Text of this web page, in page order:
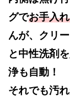
グでお手入
んが、クリ
と中性洗剤
浄も自動！
それでも汚